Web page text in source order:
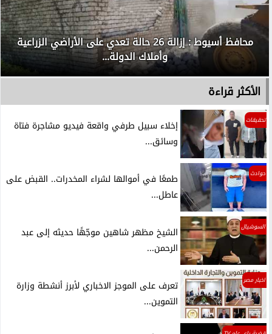
محافظ أسيوط : إزالة 26 حالة تعدي على الأراضي الزراعية
وأملاك الدولة...
الأكثر قراءة
تحقيقات
إخلاء سبيل طرفي واقعة فيديو مشاجرة فتاة
وسائق...
حوادث
طمعًا في أموالها لشراء المخدرات.. القبض على
عاطل...
السوشيال
الشيخ مظهر شاهين موجّهًا حديثه إلى عبد
الرحمن...
اخبار مصر
تعرف على الموجز الاخباري لأبرز أنشطة وزارة
التموين...